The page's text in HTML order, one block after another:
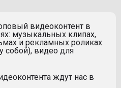
видеоконтент в
музыкальных клипах,
и рекламных роликах
собой), видео для
ждут нас в